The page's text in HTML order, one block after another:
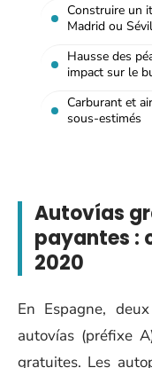
Construire un
Madrid ou
Hausse des
impact sur le
Carburant et
sous-estimés
Autovías
payantes :
2020
En Espagne,
autovías (préfixe
gratuites. Les